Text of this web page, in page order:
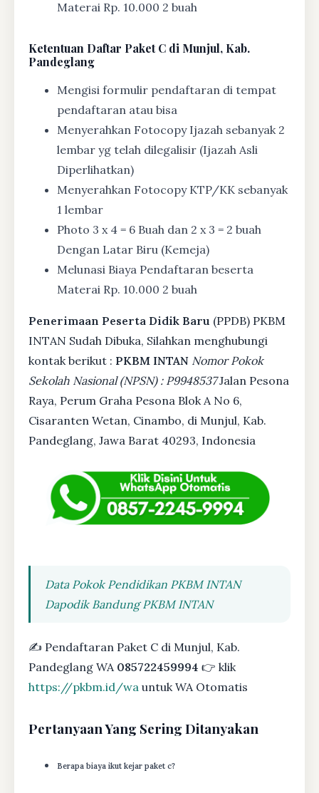
Materai Rp. 10.000 2 buah
Ketentuan Daftar Paket C di Munjul, Kab.
Pandeglang
Mengisi formulir pendaftaran di tempat
pendaftaran atau bisa
Menyerahkan Fotocopy Ijazah sebanyak 2
lembar yg telah dilegalisir (Ijazah Asli
Diperlihatkan)
Menyerahkan Fotocopy KTP/KK sebanyak
1 lembar
Photo 3 x 4 = 6 Buah dan 2 x 3 = 2 buah
Dengan Latar Biru (Kemeja)
Melunasi Biaya Pendaftaran beserta
Materai Rp. 10.000 2 buah
Penerimaan Peserta Didik Baru (PPDB) PKBM
INTAN Sudah Dibuka, Silahkan menghubungi
kontak berikut : PKBM INTAN Nomor Pokok
Sekolah Nasional (NPSN) : P9948537Jalan Pesona
Raya, Perum Graha Pesona Blok A No 6,
Cisaranten Wetan, Cinambo, di Munjul, Kab.
Pandeglang, Jawa Barat 40293, Indonesia
Data Pokok Pendidikan PKBM INTAN
Dapodik Bandung PKBM INTAN
✍ Pendaftaran Paket C di Munjul, Kab.
Pandeglang WA 085722459994 👉 klik
https://pkbm.id/wa untuk WA Otomatis
Pertanyaan Yang Sering Ditanyakan
Berapa biaya ikut kejar paket c?